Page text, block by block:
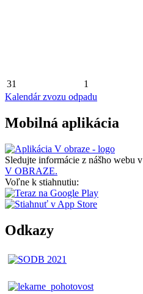
31 1
Kalendár zvozu odpadu
Mobilná aplikácia
Sledujte informácie z nášho webu v
V OBRAZE.
Voľne k stiahnutiu:
Odkazy